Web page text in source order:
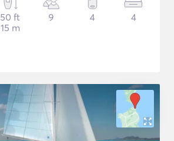
50 ft
15 m
9 4 4